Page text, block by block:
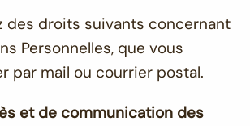
des droits suivants concernant
Personnelles, que vous
par mail ou courrier postal.
et de communication des